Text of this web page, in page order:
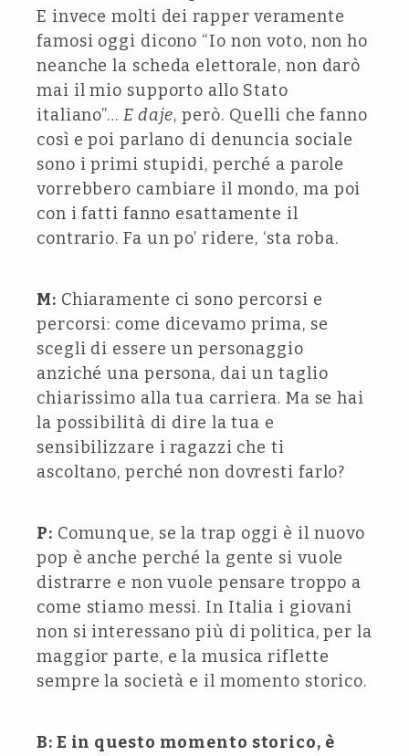
E invece molti dei rapper veramente
famosi oggi dicono “Io non voto, non ho
neanche la scheda elettorale, non darò
mai il mio supporto allo Stato
italiano”… E daje, però. Quelli che fanno
così e poi parlano di denuncia sociale
sono i primi stupidi, perché a parole
vorrebbero cambiare il mondo, ma poi
con i fatti fanno esattamente il
contrario. Fa un po’ ridere, ‘sta roba.
M: Chiaramente ci sono percorsi e
percorsi: come dicevamo prima, se
scegli di essere un personaggio
anziché una persona, dai un taglio
chiarissimo alla tua carriera. Ma se hai
la possibilità di dire la tua e
sensibilizzare i ragazzi che ti
ascoltano, perché non dovresti farlo?
P: Comunque, se la trap oggi è il nuovo
pop è anche perché la gente si vuole
distrarre e non vuole pensare troppo a
come stiamo messi. In Italia i giovani
non si interessano più di politica, per la
maggior parte, e la musica riflette
sempre la società e il momento storico.
B: E in questo momento storico, è